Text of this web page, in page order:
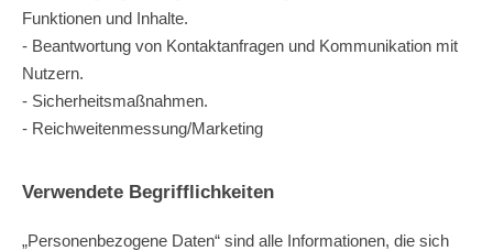
Funktionen und Inhalte.
- Beantwortung von Kontaktanfragen und Kommunikation mit
Nutzern.
- Sicherheitsmaßnahmen.
- Reichweitenmessung/Marketing
Verwendete Begrifflichkeiten
„Personenbezogene Daten“ sind alle Informationen, die sich